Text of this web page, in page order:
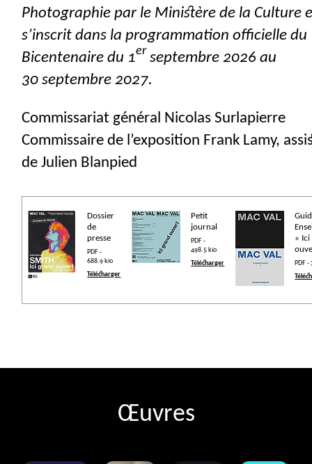
Photographie par le Ministère de la Culture
s’inscrit dans la programmation officielle du
Bicentenaire du 1er septembre 2026 au
30 septembre 2027.
Commissariat général Nicolas Surlapierre
Commissaire de l’exposition Frank Lamy,
de Julien Blanpied
Dossier
de
presse
PDF -
688.9 kio
Télécharger
Petit
journal
PDF -
498.5 kio
Télécharger
«
PDF
Œuvres